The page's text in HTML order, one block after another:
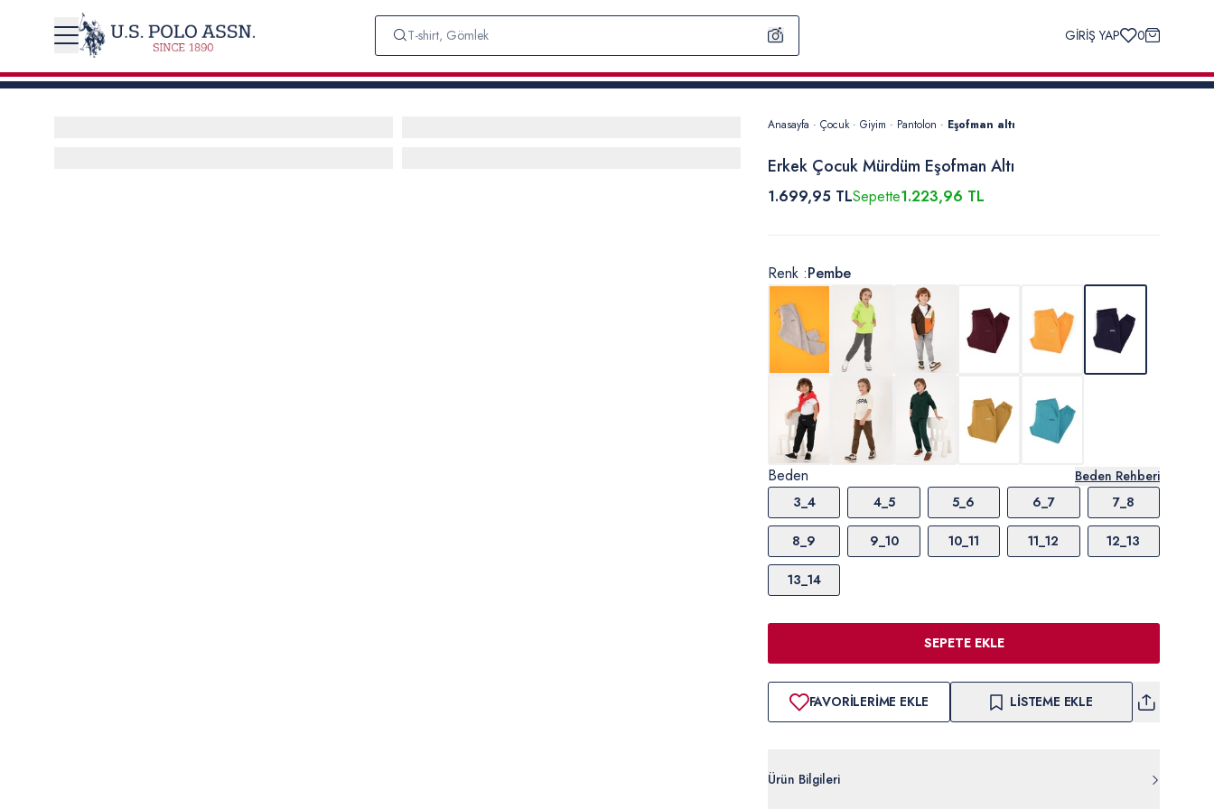
GİRİŞ YAP 0
Anasayfa · Çocuk · Giyim · Pantolon · Eşofman altı
Erkek Çocuk Mürdüm Eşofman Altı
1.699,95 TLSepette1.223,96 TL
Beden
Beden Rehberi
3_4
4_5 5_6 6_7 7_8
8_9 9_10 10_11 11_12 12_13
13_14
Renk :Pembe
SEPETE EKLE
FAVORILERIME EKLE LISTEME EKLE
Ürün Bilgileri